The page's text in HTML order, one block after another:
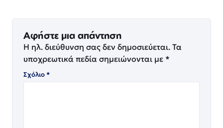
Αφήστε μια απάντηση
Η ηλ. διεύθυνση σας δεν δημοσιεύεται. Τα
υποχρεωτικά πεδία σημειώνονται με *
Σχόλιο*